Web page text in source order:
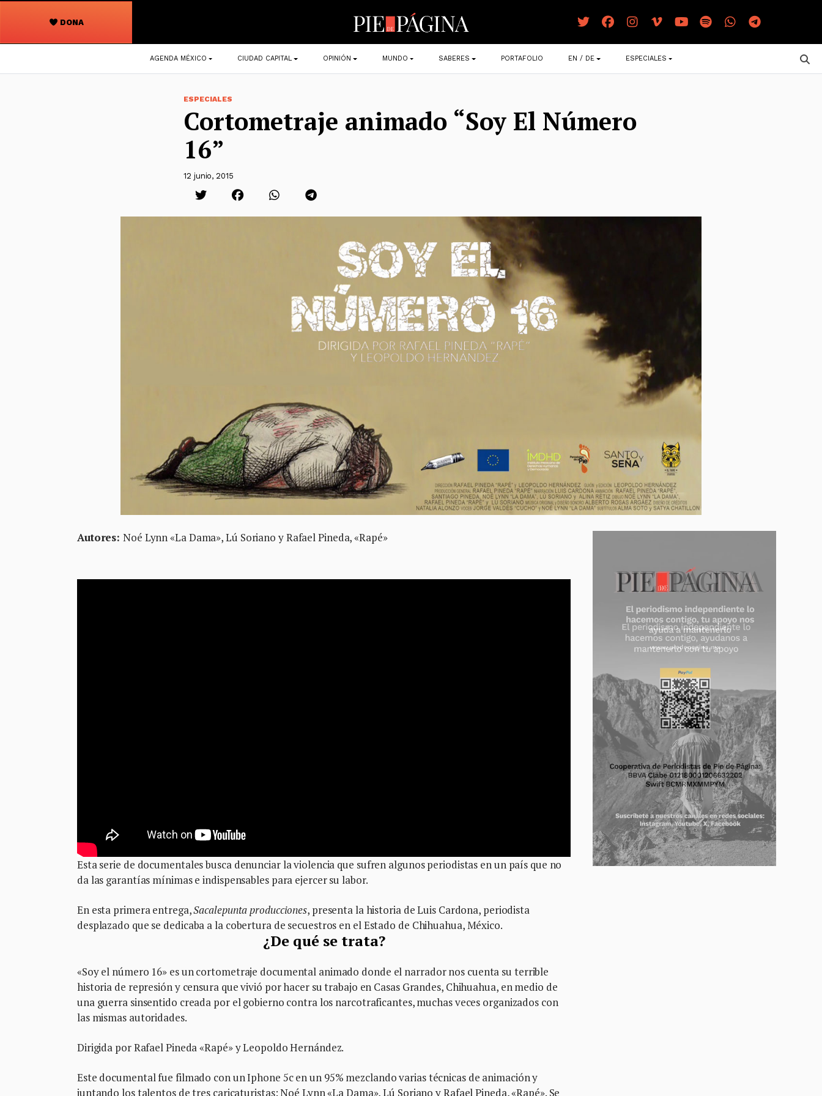
DONA
Navegación
principal
AGENDA MÉXICO CIUDAD CAPITAL OPINIÓN MUNDO SABERES PORTAFOLIO EN / DE ESPECIALES
ESPECIALES
Cortometraje animado “Soy El Número
16”
12 junio, 2015
Autores:Noé Lynn «La Dama», Lú Soriano y Rafael Pineda, «Rapé»
Esta serie de documentales busca denunciar la violencia que sufren algunos periodistas en un país que no
da las garantías mínimas e indispensables para ejercer su labor.
En esta primera entrega,Sacalepunta producciones, presenta la historia de Luis Cardona, periodista
desplazado que se dedicaba a la cobertura de secuestros en el Estado de Chihuahua, México.
¿De qué se trata?
«Soy el número 16» es un cortometraje documental animado donde el narrador nos cuenta su terrible
historia de represión y censura que vivió por hacer su trabajo en Casas Grandes, Chihuahua, en medio de
una guerra sinsentido creada por el gobierno contra los narcotraficantes, muchas veces organizados con
las mismas autoridades.
Dirigida por Rafael Pineda «Rapé» y Leopoldo Hernández.
Este documental fue filmado con un Iphone 5c en un 95% mezclando varias técnicas de animación y
juntando los talentos de tres caricaturistas: Noé Lynn «La Dama», Lú Soriano y Rafael Pineda, «Rapé». Se